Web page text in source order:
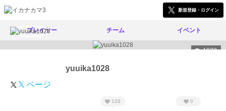
新規登録・ログイン
プレイヤー チーム イベント
1038
yuuika1028
𝕏 ページ
128 0